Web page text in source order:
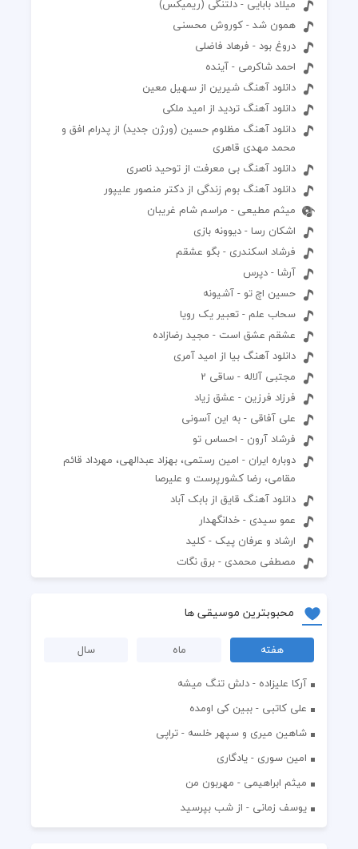
میلاد بابایی - دلتنگی (ریمیکس)
همون شد - کوروش محسنی
دروغ بود - فرهاد فاضلی
احمد شاکرمی - آینده
دانلود آهنگ شیرین از سهیل معین
دانلود آهنگ تردید از امید ملکی
دانلود آهنگ مظلوم حسین (ور‍ژن جدید) از پدرام افق و
محمد مهدی قاهری
دانلود آهنگ بی معرفت از توحید ناصری
دانلود آهنگ بوم زندگی از دکتر منصور علیپور
میثم مطیعی - مراسم شام غریبان
اشکان رسا - دیوونه بازی
فرشاد اسکندری - بگو عشقم
آرشا - د‌پرس
حسین اچ تو - آشیونه
سحاب علم - تعبیر یک رویا
عشقم عشق است - مجید رضازاده
دانلود آهنگ بیا از امید آمری
مجتبی آلاله - ساقی 2
فرزاد فرزین - عشق زیاد
علی آفاقی - به این آسونی
فرشاد آرون - احساس تو
دوباره ایران - امین رستمی، بهزاد عبدالهی، مهرداد قائم
مقامی، رضا کشورپرست و علیرصا
دانلود آهنگ قایق از بابک آباد
عمو سیدی - خدانگهدار
ارشاد و عرفان پیک - کلید
مصطفی محمدی - برق نگات
محبوبترین موسیقی ها
هفته ماه
سال
آرکا علیزاده - دلش تنگ میشه
علی کاتبی - ببین کی اومده
شاهین میری و سپهر خلسه - تراپی
امین سوری - یادگاری
میثم ابراهیمی - مهربون من
یوسف زمانی - از شب بپرسید